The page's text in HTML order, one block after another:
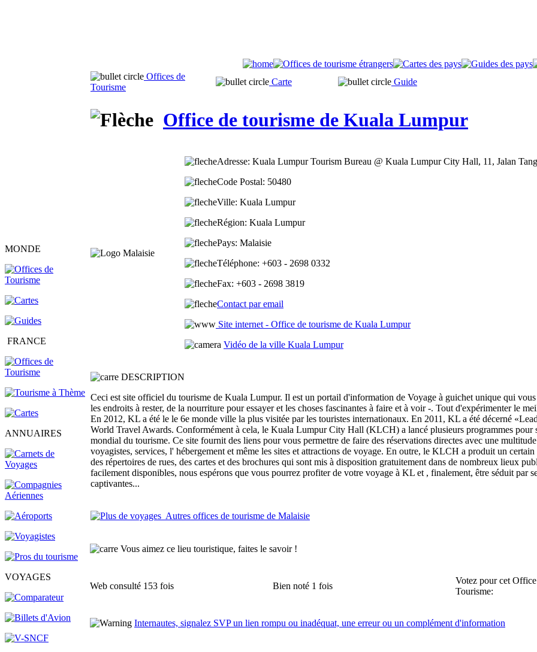
MONDE
FRANCE
ANNUAIRES
VOYAGES
Offices de
Tourisme
Carte Guide
Office de tourisme de Kuala Lumpur
Adresse: Kuala Lumpur Tourism Bureau @ Kuala Lumpur City Hall, 11, Jalan
Code Postal: 50480
Ville: Kuala Lumpur
Région: Kuala Lumpur
Pays: Malaisie
Téléphone: +603 - 2698 0332
Fax: +603 - 2698 3819
Contact par email
Site internet - Office de tourisme de Kuala Lumpur
Vidéo de la ville Kuala Lumpur
DESCRIPTION
Ceci est site officiel du tourisme de Kuala Lumpur. Il est un portail d'information de Voyage à guichet unique qui
les endroits à rester, de la nourriture pour essayer et les choses fascinantes à faire et à voir -. Tout d'expérimenter le
En 2012, KL a été le le 6e monde ville la plus visitée par les touristes internationaux. En 2011, KL a été décerné
World Travel Awards. Conformément à cela, le Kuala Lumpur City Hall (KLCH) a lancé plusieurs programmes pour
mondial du tourisme. Ce site fournit des liens pour vous permettre de faire des réservations directes avec une
voyagistes, services, l' hébergement et même les sites et attractions de voyage. En outre, le KLCH a produit un
des répertoires de rues, des cartes et des brochures qui sont mis à disposition gratuitement dans de nombreux lieux
facilement disponibles, nous espérons que vous pourrez profiter de votre voyage à KL et , finalement, être séduit par
captivantes...
Autres offices de tourisme de Malaisie
Vous aimez ce lieu touristique, faites le savoir !
Web consulté 153 fois Bien noté 1 fois
Votez pour cet
Tourisme:
Internautes, signalez SVP un lien rompu ou inadéquat, une erreur ou un complément d'information